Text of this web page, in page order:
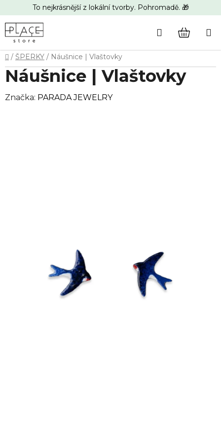
na
obsah
To nejkrásnější z lokální tvorby. Pohromadě. 🎁
Hledat
Domů
/ ŠPERKY / Náušnice | Vlaštovky
Náušnice | Vlaštovky
Značka: PARADA JEWELRY